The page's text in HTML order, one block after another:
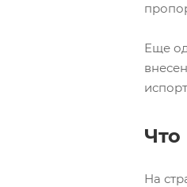
Еще
На